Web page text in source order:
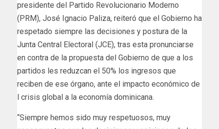
presidente del Partido Revolucionario Moderno
(PRM), José Ignacio Paliza, reiteró que el Gobierno ha
respetado siempre las decisiones y postura de la
Junta Central Electoral (JCE), tras esta pronunciarse
en contra de la propuesta del Gobierno de que a los
partidos les reduzcan el 50% los ingresos que
reciben de ese órgano, ante el impacto económico de
l crisis global a la economía dominicana.
“Siempre hemos sido muy respetuosos, muy